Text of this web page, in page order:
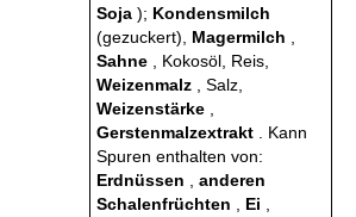
Soja ); Kondensmilch
(gezuckert), Magermilch
Sahne
, Kokosöl, Reis,
Weizenmalz
, Salz,
Weizenstärke
Gerstenmalzextrakt
. Kann
Spuren enthalten von:
Erdnüssen
anderen
Schalenfrüchten
Ei